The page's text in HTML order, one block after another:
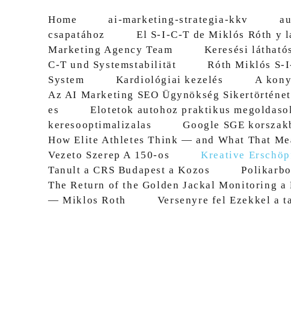
Home ai-marketing-strategia-kkv
csapatához
El S-I-C-T de Miklós Róth y
Marketing Agency Team
Keresési
C-T und Systemstabilität
Róth Miklós S-
System
Kardiológiai kezelés A
Az AI Marketing SEO Ügynökség
es
Elotetok autohoz praktikus
keresooptimalizalas
Google SGE
How Elite Athletes Think — and What That
Vezeto Szerep A 150-os
Kreative
Tanult a CRS Budapest a Kozos
The Return of the Golden Jackal Monitoring a
— Miklos Roth
Versenyre fel Ezekkel a